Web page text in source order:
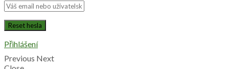
Přihlášení
Previous Next